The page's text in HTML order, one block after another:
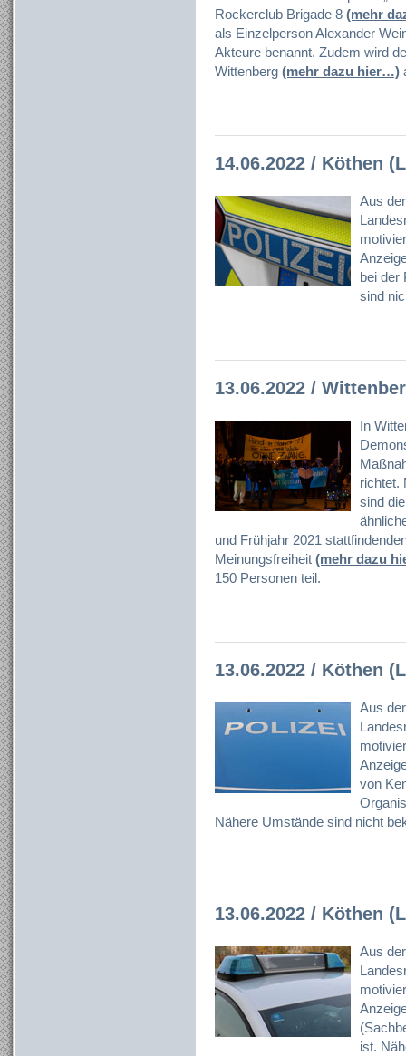
Rockerclub Brigade 8 (mehr
als Einzelperson Alexander
Akteure benannt. Zudem wird
Wittenberg (mehr dazu hier…)
14.06.2022 / Köthen
Aus
bei der
sind
13.06.2022 /
In
richtet.
sind
und Frühjahr 2021
Meinungsfreiheit (mehr dazu
150 Personen teil.
13.06.2022 / Köthen
Aus
von
Nähere Umstände sind nicht
13.06.2022 / Köthen
Aus
ist.